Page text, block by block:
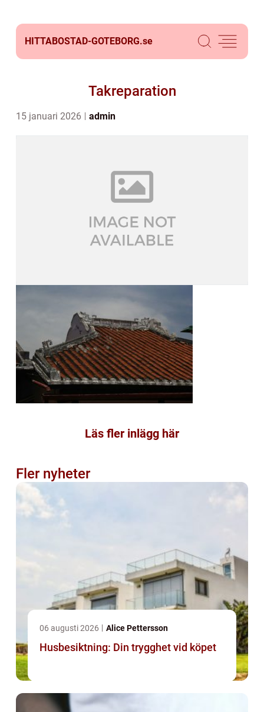
HITTABOSTAD-GOTEBORG.se
Takreparation
15 januari 2026 admin
Läs fler inlägg här
Fler nyheter
06 augusti 2026 Alice Pettersson
Husbesiktning: Din trygghet vid köpet